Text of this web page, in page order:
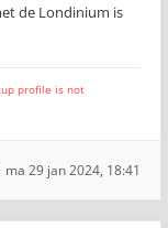
de Londinium is
profile is not
ma 29 jan 2024, 18:41